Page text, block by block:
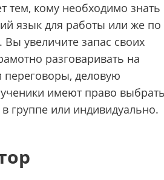
тем, кому необходимо знать
язык для работы или же по
увеличите запас своих
разговаривать на
переговоры, деловую
имеют право
группе или индивидуально.